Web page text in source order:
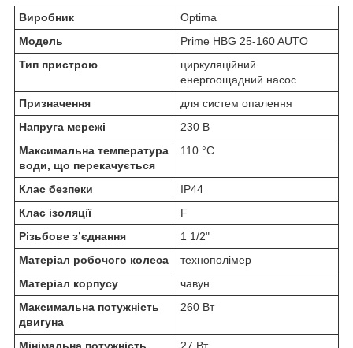
Виробник
Optima
Модель
Prime HBG 25-160 AUTO
Тип пристрою
циркуляційний
енергоощадний насос
Призначення
для систем опалення
Напруга мережі
230 В
Максимальна температура
води, що перекачується
110 °C
Клас безпеки
IP44
Клас ізоляції
F
Різьбове з’єднання
1 1/2"
Матеріал робочого колеса
технополімер
Матеріал корпусу
чавун
Максимальна потужність
двигуна
260 Вт